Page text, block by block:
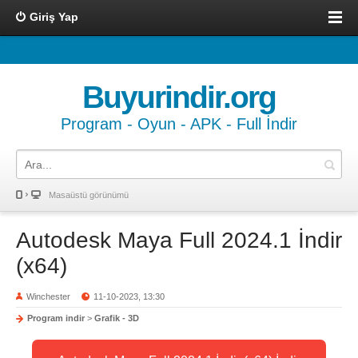
Giriş Yap
Buyurindir.org
Program - Oyun - APK - Full İndir
Masaüstü görünümü
Autodesk Maya Full 2024.1 İndir
(x64)
Winchester 11-10-2023, 13:30
Program indir > Grafik - 3D